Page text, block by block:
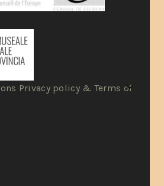
Privacy policy & Terms of